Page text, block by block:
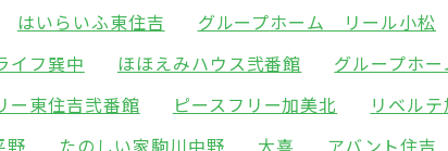
はいらいふ東住吉 グループホーム リール小松
イフ巽中 ほほえみハウス弐番館
グループホ
ー東住吉弐番館 ピースフリー加美北 リベル